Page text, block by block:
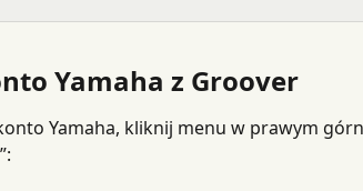
Yamaha z Groover
Yamaha, kliknij menu w prawym